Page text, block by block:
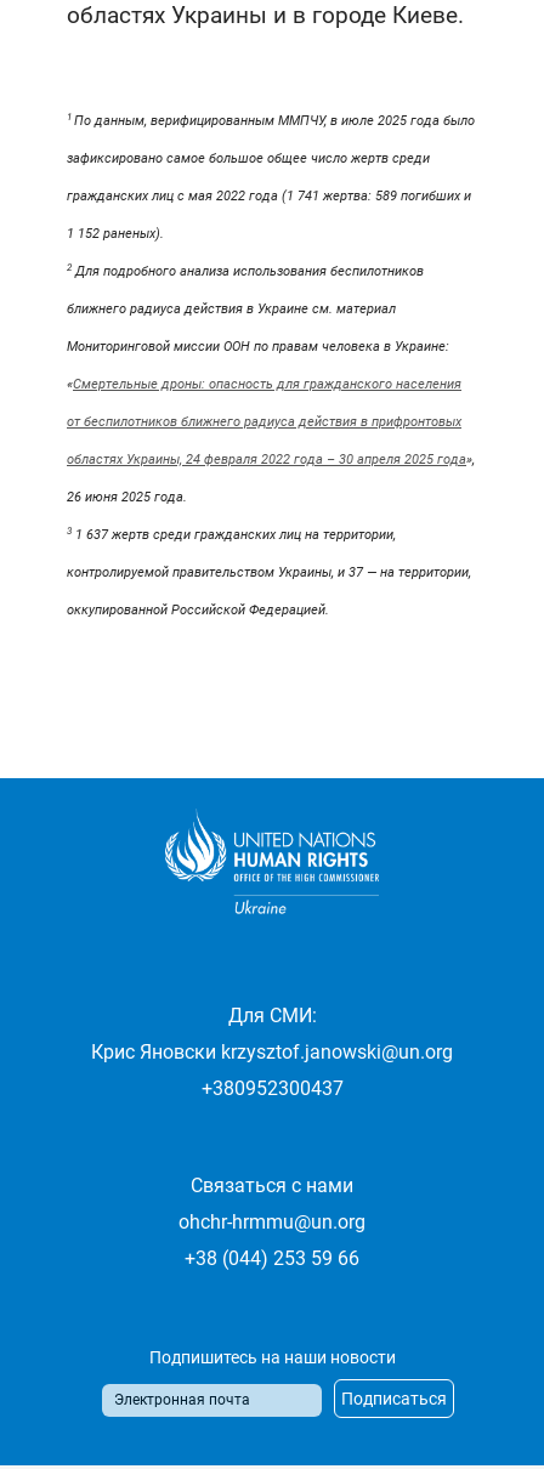
областях Украины и в городе Киеве.
1 По данным, верифицированным ММПЧУ, в июле 2025 года было
зафиксировано самое большое общее число жертв среди
гражданских лиц с мая 2022 года (1 741 жертва: 589 погибших и
1 152 раненых).
2 Для подробного анализа использования беспилотников
ближнего радиуса действия в Украине см. материал
Мониторинговой миссии ООН по правам человека в Украине:
«Смертельные дроны: опасность для гражданского населения
от беспилотников ближнего радиуса действия в прифронтовых
областях Украины, 24 февраля 2022 года – 30 апреля 2025 года»,
26 июня 2025 года.
3 1 637 жертв среди гражданских лиц на территории,
контролируемой правительством Украины, и 37 — на территории,
оккупированной Российской Федерацией.
Для СМИ:
Крис Яновски krzysztof.janowski@un.org
+380952300437
Связаться с нами
ohchr-hrmmu@un.org
+38 (044) 253 59 66
Подпишитесь на наши новости